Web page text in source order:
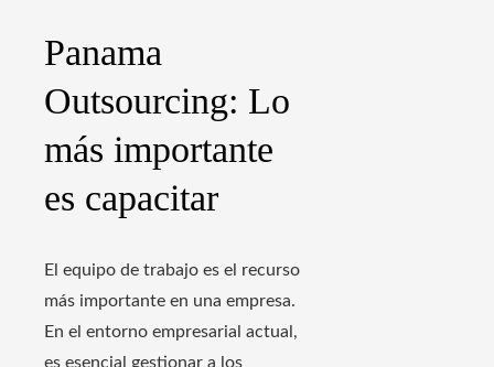
Panama
Outsourcing: Lo
más importante
es capacitar
El equipo de trabajo es el recurso
más importante en una empresa.
En el entorno empresarial actual,
es esencial gestionar a los